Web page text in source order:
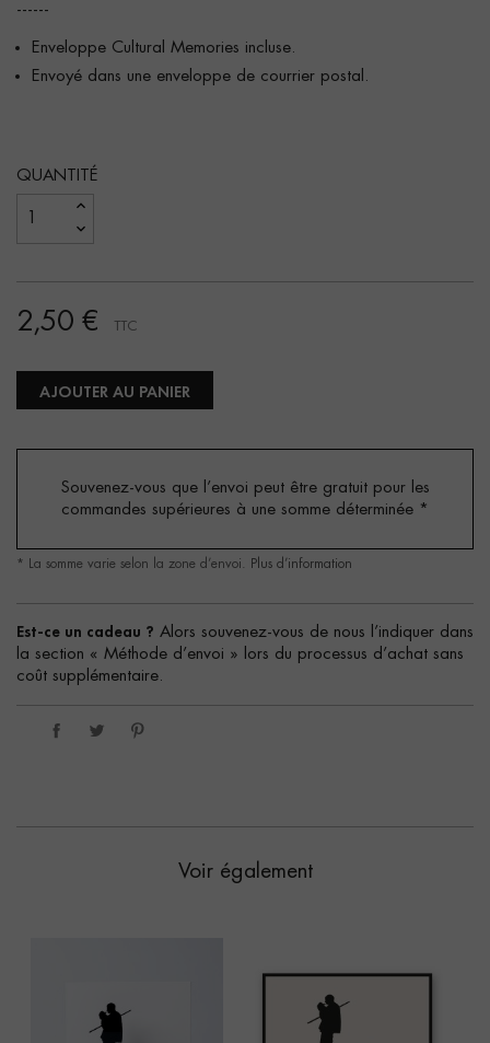
------
Enveloppe Cultural Memories incluse.
Envoyé dans une enveloppe de courrier postal.
QUANTITÉ
2,50 € TTC
AJOUTER AU PANIER
Souvenez-vous que l’envoi peut être gratuit pour les
commandes supérieures à une somme déterminée *
* La somme varie selon la zone d’envoi. Plus d’information
Est-ce un cadeau ? Alors souvenez-vous de nous l’indiquer dans
la section « Méthode d’envoi » lors du processus d’achat sans
coût supplémentaire.
Voir également